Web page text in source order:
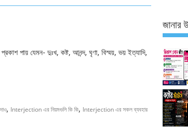
পায় যেমন- দুঃখ, কষ্ট, আনন্দ, ঘৃণা, বিস্ময়, ভয় ইত্যাদি,
, Interjection এর নিয়মগুলি কি কি, Interjection এর সকল ব্যবহার
জানার